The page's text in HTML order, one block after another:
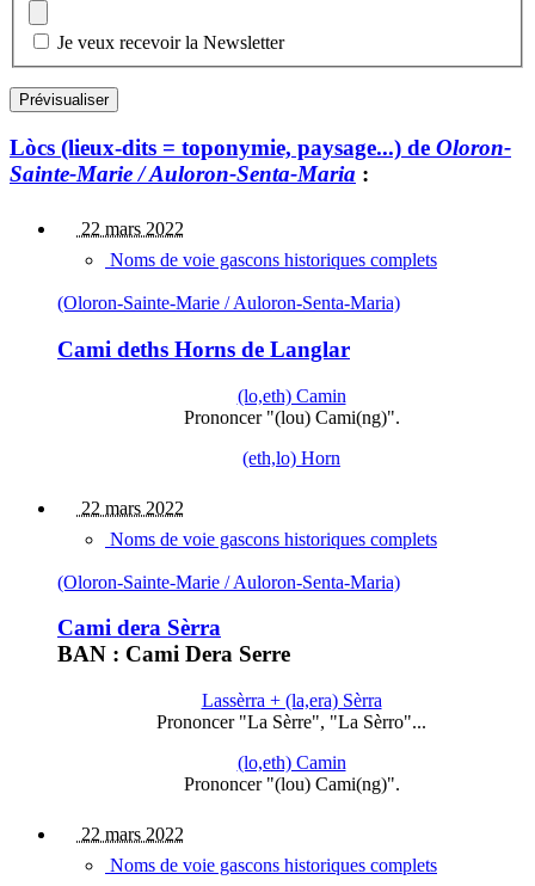
Je veux recevoir la Newsletter
Lòcs (lieux-dits = toponymie, paysage...) de Oloron-
Sainte-Marie / Auloron-Senta-Maria :
22 mars 2022
Noms de voie gascons historiques complets
(Oloron-Sainte-Marie / Auloron-Senta-Maria)
Cami deths Horns de Langlar
(lo,eth) Camin
Prononcer "(lou) Cami(ng)".
(eth,lo) Horn
22 mars 2022
Noms de voie gascons historiques complets
(Oloron-Sainte-Marie / Auloron-Senta-Maria)
Cami dera Sèrra
BAN : Cami Dera Serre
Lassèrra + (la,era) Sèrra
Prononcer "La Sèrre", "La Sèrro"...
(lo,eth) Camin
Prononcer "(lou) Cami(ng)".
22 mars 2022
Noms de voie gascons historiques complets